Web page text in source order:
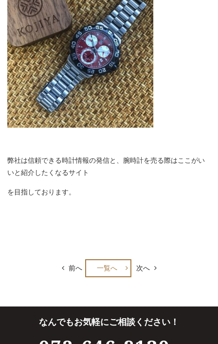
弊社は信頼できる時計情報の発信と、腕時計を売る際はここがい
いと紹介したくなるサイト
を目指しております。
前へ 一覧へ 次へ
なんでもお気軽にご相談ください！